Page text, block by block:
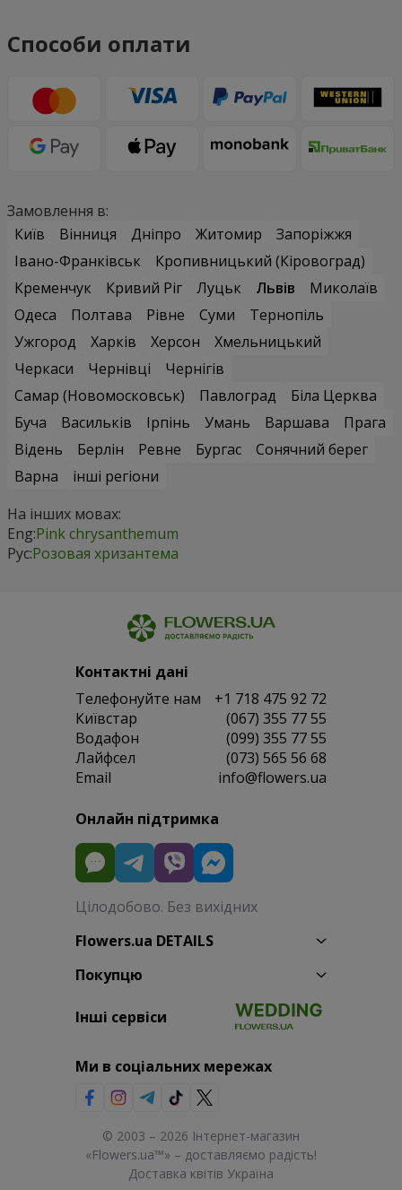
Способи оплати
Замовлення в:
Київ
Вінниця Дніпро Житомир
Запоріжжя
Івано-Франківськ
Кропивницький (Кіровоград)
Кременчук
Кривий Ріг Луцьк Львів
Миколаїв
Одеса
Полтава Рівне Суми
Тернопіль
Ужгород
Харків Херсон
Хмельницький
Черкаси
Чернівці
Чернігів
Самар (Новомосковськ)
Павлоград
Біла Церква
Буча
Васильків Ірпінь Умань Варшава
Прага
Відень
Берлін Ревне Бургас
Сонячний берег
Варна
інші регіони
На інших мовах:
Eng:Pink chrysanthemum
Рус:Розовая хризантема
Контактні дані
Телефонуйте нам
+1 718 475 92 72
Київстар
(067) 355 77 55
Водафон
(099) 355 77 55
Лайфсел
(073) 565 56 68
Email
info@flowers.ua
Онлайн підтримка
Цілодобово. Без вихідних
Flowers.ua DETAILS
Покупцю
Інші сервіси
Ми в соціальних мережах
© 2003 – 2026 Інтернет-магазин
«Flowers.ua™» – доставляємо радість!
Доставка квітів Україна